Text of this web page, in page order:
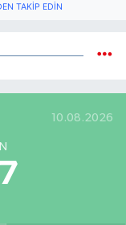
TAKIP EDIN
10.08.2026